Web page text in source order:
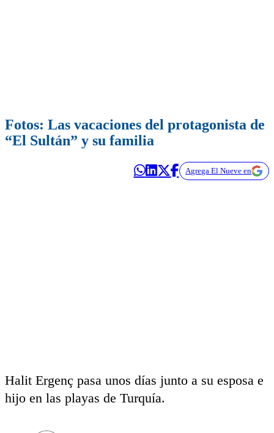
Fotos: Las vacaciones del protagonista de
“El Sultán” y su familia
Agrega El Nueve en
Halit Ergenç pasa unos días junto a su esposa e
hijo en las playas de Turquía.